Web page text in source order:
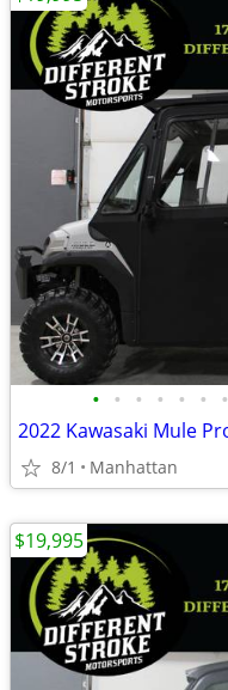
• • • • • • •
8/1 Manhattan
$19,995